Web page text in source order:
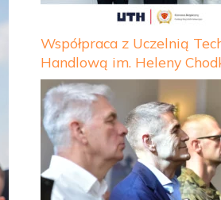
Współpraca z Uczelnią
Handlową im. Heleny